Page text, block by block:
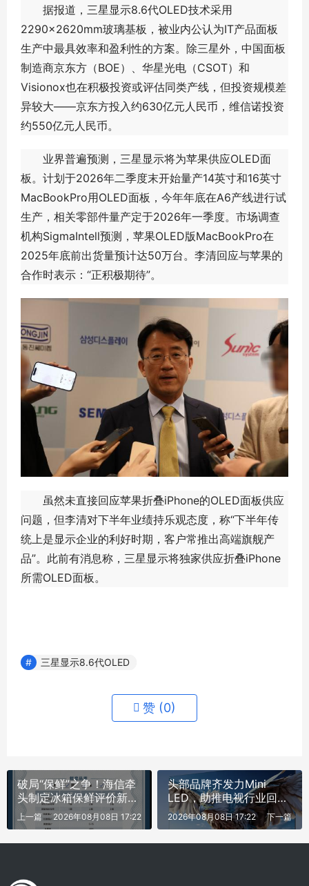
据报道，三星显示8.6代OLED技术采用
2290×2620mm玻璃基板，被业内公认为IT产品面板
生产中最具效率和盈利性的方案。除三星外，中国面板
制造商京东方（BOE）、华星光电（CSOT）和
Visionox也在积极投资或评估同类产线，但投资规模差
异较大——京东方投入约630亿元人民币，维信诺投资
约550亿元人民币。
业界普遍预测，三星显示将为苹果供应OLED面
板。计划于2026年二季度末开始量产14英寸和16英寸
MacBookPro用OLED面板，今年年底在A6产线进行试
生产，相关零部件量产定于2026年一季度。市场调查
机构SigmaIntell预测，苹果OLED版MacBookPro在
2025年底前出货量预计达50万台。李清回应与苹果的
合作时表示：“正积极期待”。
虽然未直接回应苹果折叠iPhone的OLED面板供应
问题，但李清对下半年业绩持乐观态度，称“下半年传
统上是显示企业的利好时期，客户常推出高端旗舰产
品”。此前有消息称，三星显示将独家供应折叠iPhone
所需OLED面板。
三星显示8.6代OLED
赞 (0)
破局“保鲜”之争！海信牵
头制定冰箱保鲜评价新规
范
上一篇 2026年08月08日 17:22
头部品牌齐发力Mini
LED，助推电视行业回暖
的同时迎变革
下一篇
2026年08月08日 17:22